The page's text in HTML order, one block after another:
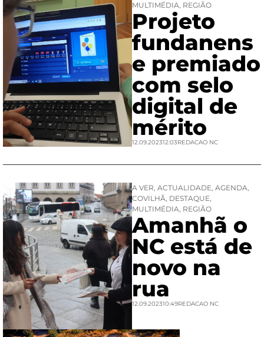
MULTIMÉDIA, REGIÃO
Projeto
fundanens
e premiado
com selo
digital de
mérito
12.09.202312:03REDACAO NC
A VER, ACTUALIDADE, AGENDA,
COVILHÃ, DESTAQUE,
MULTIMÉDIA, REGIÃO
Amanhã o
NC está de
novo na
rua
12.09.202310:49REDACAO NC